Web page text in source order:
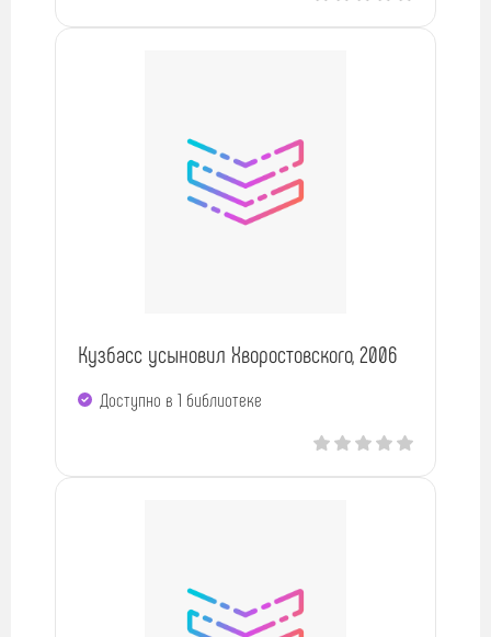
Кузбасс усыновил Хворостовского, 2006
Доступно в 1 библиотекe